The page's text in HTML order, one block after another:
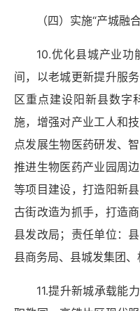
（四）实施“产城融
10.优化县城产业功
间，以老城更新提升服
区重点建设阳新县数字
施，增强对产业工人和
点发展生物医药研发、
推进生物医药产业园周
等项目建设，打造阳新
古街改造为抓手，打造
县发改局；责任单位：
县商务局、县城发集团、
11.提升新城承载能